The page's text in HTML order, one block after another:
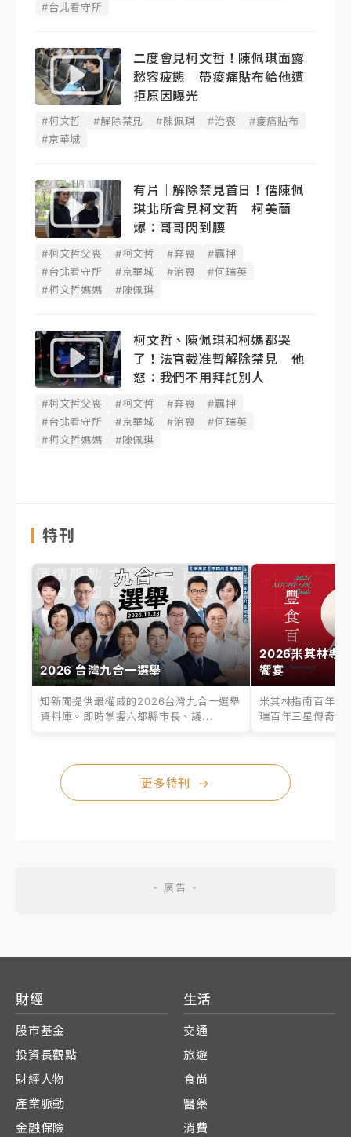
#台北看守所
二度會見柯文哲！陳佩琪面露
愁容疲態 帶痠痛貼布給他遭
拒原因曝光
#柯文哲 #解除禁見 #陳佩琪 #治喪
#痠痛貼布
#京華城
有片｜解除禁見首日！偕陳佩
琪北所會見柯文哲 柯美蘭
爆：哥哥閃到腰
#柯文哲父喪 #柯文哲 #奔喪
#羈押
#台北看守所
#京華城 #治喪
#何瑞英
#柯文哲媽媽
#陳佩琪
柯文哲、陳佩琪和柯媽都哭
了！法官裁准暫解除禁見 他
怒：我們不用拜託別人
#柯文哲父喪 #柯文哲 #奔喪
#羈押
#台北看守所
#京華城 #治喪
#何瑞英
#柯文哲媽媽
#陳佩琪
特刊
2026 台灣九合一選舉
知新聞提供最權威的2026台灣九合一選舉
資料庫。即時掌握六都縣市長、議...
2026米其林專
饗宴
米其林指南百年之
瑞百年三星傳奇、
更多特刊 →
財經
股市基金
投資長觀點
財經人物
產業脈動
金融保險
生活
交通
旅遊
食尚
醫藥
消費